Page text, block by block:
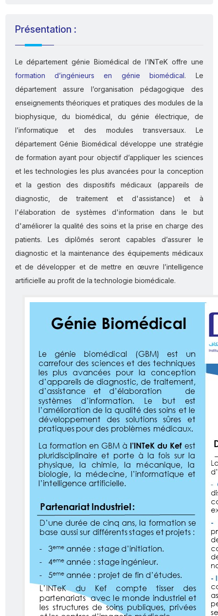
Présentation :
Le département génie Biomédical de l’INTeK offre une
formation d’ingénieurs en génie biomédical. Le
département assure l’organisation pédagogique des
enseignements théoriques et pratiques des modules de la
biophysique, du biomédical, du génie électrique, de
l’informatique et des modules transversaux. Le
département Génie Biomédical développe une stratégie
de formation ayant pour objectif d’appliquer les sciences
et les technologies les plus avancées pour la conception
et la gestion des dispositifs médicaux (appareils de
diagnostic, de traitement et d'assistance) et à
l'élaboration de systèmes d'information dans le but
d'améliorer la qualité des soins et la prise en charge des
patients. Les diplômés seront capables d’assurer le
diagnostic et la maintenance des équipements médicaux
et de développer et de mettre en œuvre l’intelligence
artificielle au profit de la technologie biomédicale.